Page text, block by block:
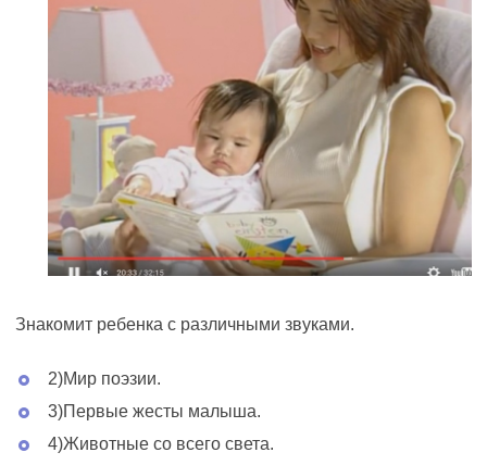
Знакомит ребенка с различными звуками.
2)Мир поэзии.
3)Первые жесты малыша.
4)Животные со всего света.